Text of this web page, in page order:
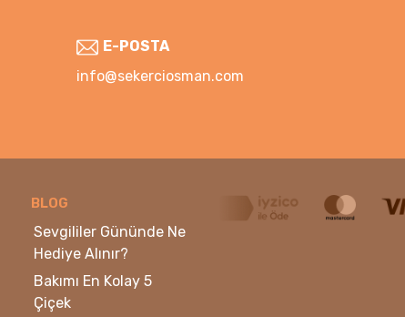
E-POSTA
info@sekerciosman.com
BLOG
Sevgililer Gününde Ne
Hediye Alınır?
Bakımı En Kolay 5
Çiçek